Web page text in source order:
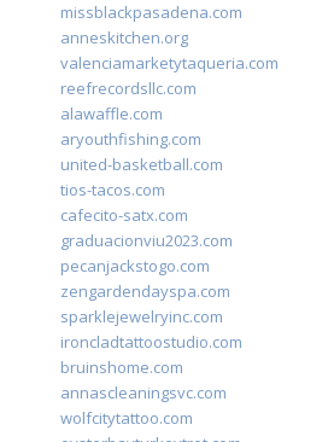
missblackpasadena.com
anneskitchen.org
valenciamarketytaqueria.com
reefrecordsllc.com
alawaffle.com
aryouthfishing.com
united-basketball.com
tios-tacos.com
cafecito-satx.com
graduacionviu2023.com
pecanjackstogo.com
zengardendayspa.com
sparklejewelryinc.com
ironcladtattoostudio.com
bruinshome.com
annascleaningsvc.com
wolfcitytattoo.com